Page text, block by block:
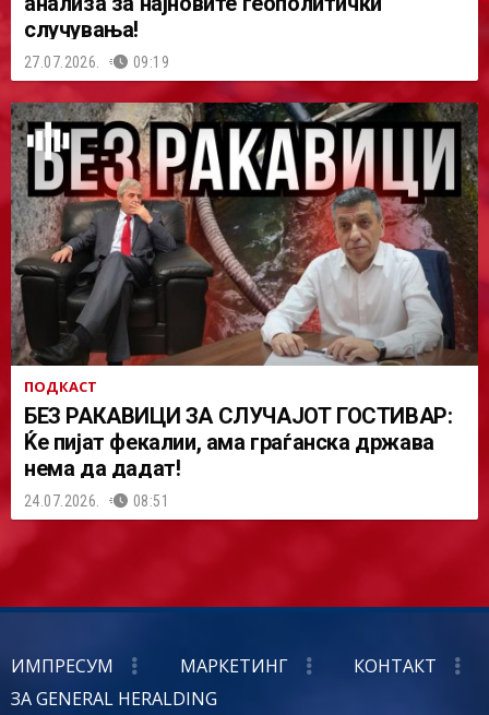
случувања!
27.07.2026. 09:19
ПОДКАСТ
БЕЗ РАКАВИЦИ ЗА СЛУЧАЈОТ ГОСТИВАР:
Ќе пијат фекалии, ама граѓанска држава
нема да дадат!
24.07.2026. 08:51
ИМПРЕСУМ МАРКЕТИНГ
КОНТАКТ
ЗА GENERAL HERALDING